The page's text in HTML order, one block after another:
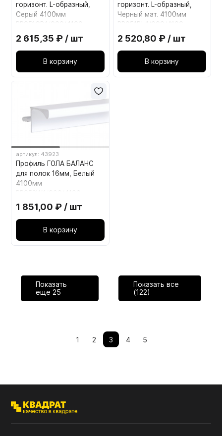
горизонт. L-образный,
Серый 4100мм
BOYARD
2 615,35 ₽ / шт
В корзину
горизонт. L-образный,
Черный мат. 4100мм
BOYARD
2 520,80 ₽ / шт
В корзину
артикул: 43923
Профиль ГОЛА БАЛАНС
для полок 16мм, Белый
4100мм
BOYARD
1 851,00 ₽ / шт
В корзину
Показать
еще 25
Показать все
(122)
1 2 3 4 5